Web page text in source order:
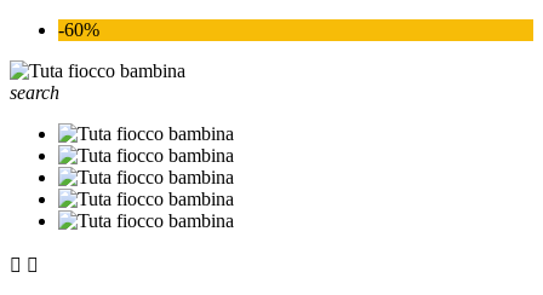
-60%
search
 